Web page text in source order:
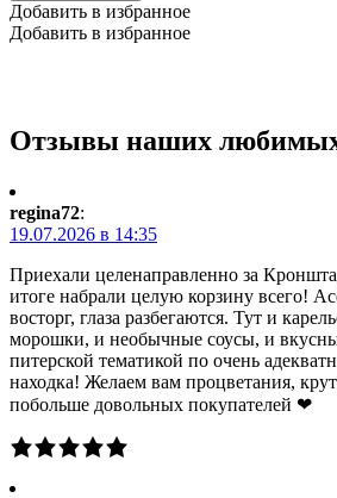
Добавить в избранное
Добавить в избранное
Отзывы наших любимых
regina72:
19.07.2026 в 14:35
Приехали целенаправленно за
итоге набрали целую корзину всего!
восторг, глаза разбегаются. Тут и
морошки, и необычные соусы, и
питерской тематикой по очень
находка! Желаем вам процветания,
побольше довольных покупателей ❤